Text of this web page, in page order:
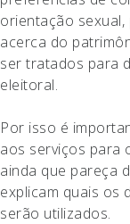
orientação
acerca do
ser tratados para
eleitoral.
Por isso é
aos serviços para
ainda que pareça
explicam quais os
serão utilizados.